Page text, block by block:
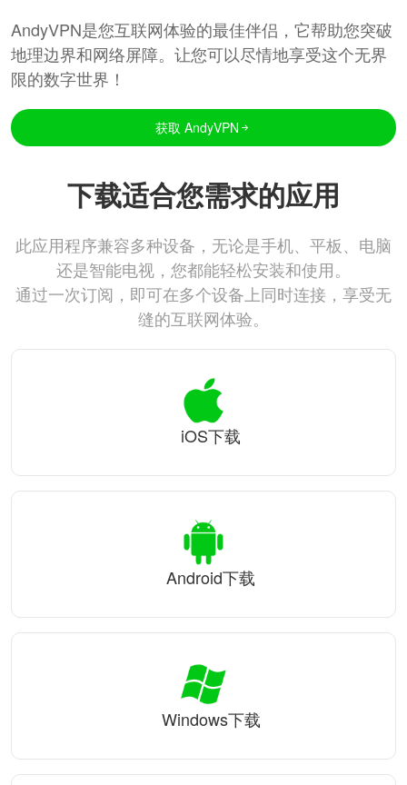
AndyVPN是您互联网体验的最佳伴侣，它帮助您突破
地理边界和网络屏障。让您可以尽情地享受这个无界
限的数字世界！
获取 AndyVPN
下载适合您需求的应用
此应用程序兼容多种设备，无论是手机、平板、电脑
还是智能电视，您都能轻松安装和使用。
通过一次订阅，即可在多个设备上同时连接，享受无
缝的互联网体验。
iOS下载
Android下载
Windows下载